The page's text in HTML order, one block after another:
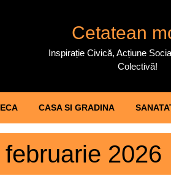
Cetatean
Inspirație Civică, Acțiune
Colectivă!
CASA SI GRADINA
februarie 2026